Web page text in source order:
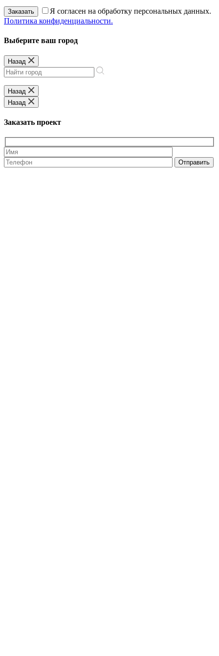
Заказать
Я согласен на обработку персональных данных.
Политика конфиденциальности.
Выберите ваш город
Назад
Назад
Назад
Заказать проект